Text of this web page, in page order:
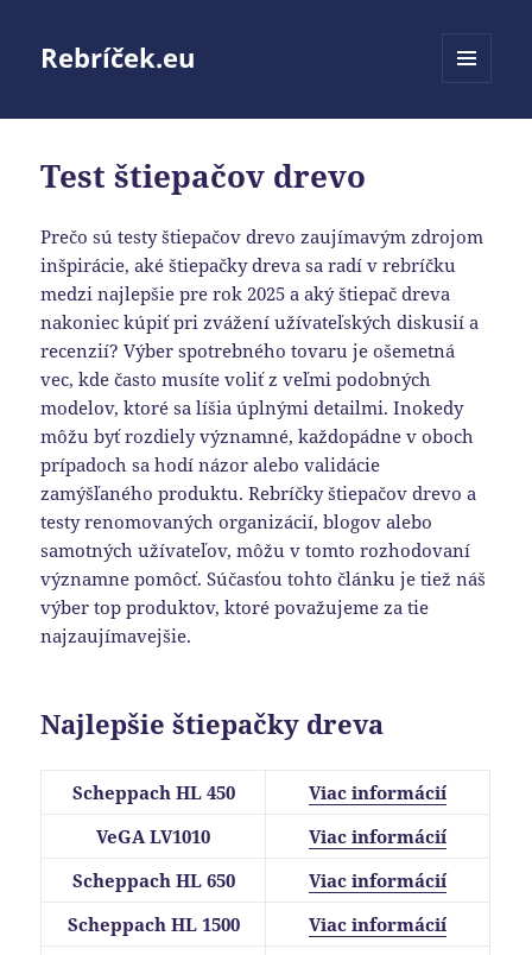
Rebríček.eu
Test štiepačov drevo
Prečo sú testy štiepačov drevo zaujímavým zdrojom
inšpirácie, aké štiepačky dreva sa radí v rebríčku
medzi najlepšie pre rok 2025 a aký štiepač dreva
nakoniec kúpiť pri zvážení užívateľských diskusií a
recenzií? Výber spotrebného tovaru je ošemetná
vec, kde často musíte voliť z veľmi podobných
modelov, ktoré sa líšia úplnými detailmi. Inokedy
môžu byť rozdiely významné, každopádne v oboch
prípadoch sa hodí názor alebo validácie
zamýšľaného produktu. Rebríčky štiepačov drevo a
testy renomovaných organizácií, blogov alebo
samotných užívateľov, môžu v tomto rozhodovaní
významne pomôcť. Súčasťou tohto článku je tiež náš
výber top produktov, ktoré považujeme za tie
najzaujímavejšie.
Najlepšie štiepačky dreva
Scheppach HL 450
Viac informácií
VeGA LV1010
Viac informácií
Scheppach HL 650
Viac informácií
Scheppach HL 1500
Viac informácií